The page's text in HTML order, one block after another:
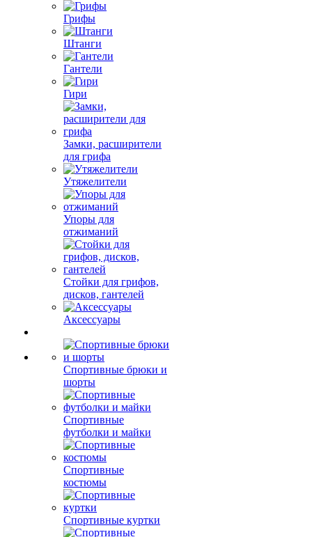
Грифы
Штанги
Гантели
Гири
Замки, расширители
для грифа
Утяжелители
Упоры для
отжиманий
Стойки для грифов,
дисков, гантелей
Аксессуары
Спортивные брюки и
шорты
Спортивные
футболки и майки
Спортивные
костюмы
Спортивные куртки